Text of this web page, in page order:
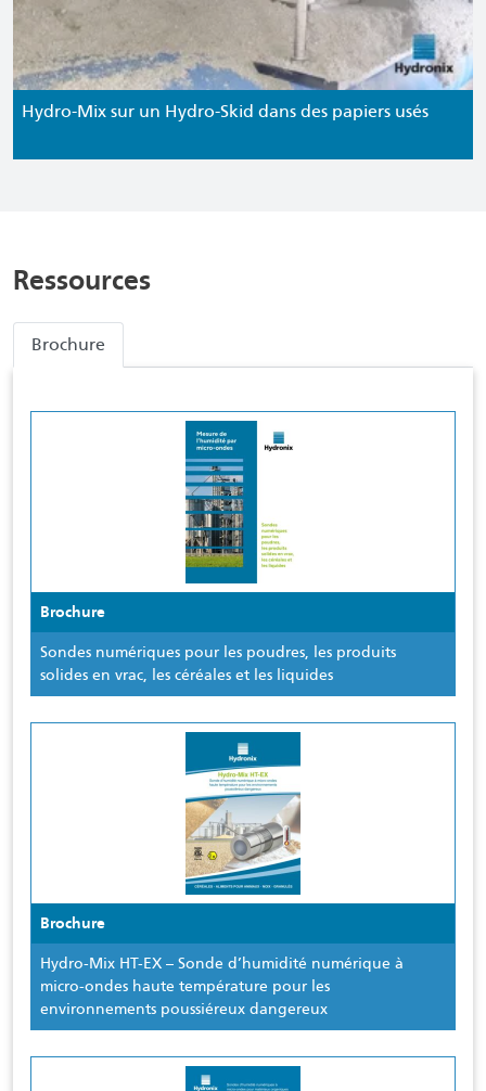
Hydro-Mix sur un Hydro-Skid dans des papiers usés
Ressources
Brochure
Brochure
Sondes numériques pour les poudres, les produits
solides en vrac, les céréales et les liquides
Brochure
Hydro-Mix HT-EX – Sonde d’humidité numérique à
micro-ondes haute température pour les
environnements poussiéreux dangereux